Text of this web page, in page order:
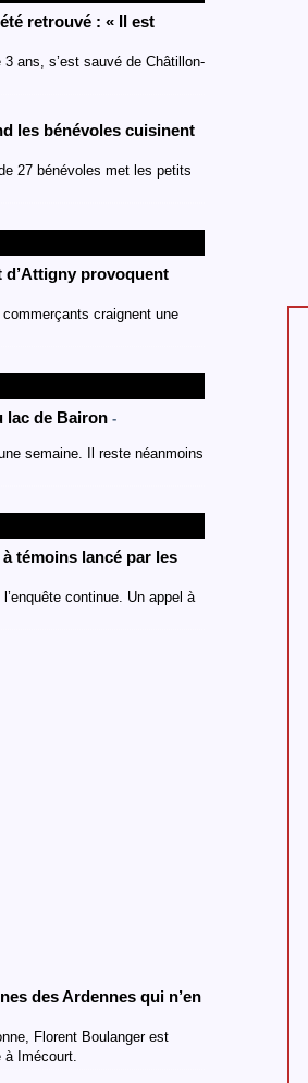
retrouvé : « Il est
ans, s’est sauvé de Châtillon-
les bénévoles cuisinent
27 bénévoles met les petits
d’Attigny provoquent
craignent une
lac de Bairon -
semaine. Il reste néanmoins
témoins lancé par les
continue. Un appel à
des Ardennes qui n’en
Florent Boulanger est
à Imécourt.